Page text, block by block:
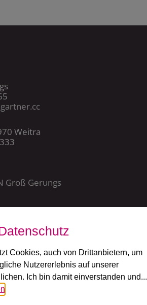
Weitra
Groß Gerungs
Weitra
Cookies, auch von Drittanbietern, um
Nutzererlebnis auf unserer
Ich bin damit einverstanden und...